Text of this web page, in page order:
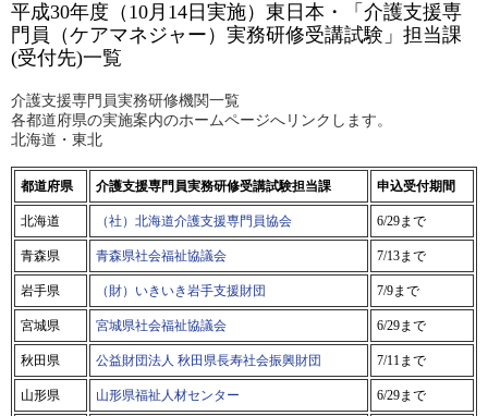
平成30年度（10月14日実施）東日本・「介護支援専
門員（ケアマネジャー）実務研修受講試験」担当課
(受付先)一覧
介護支援専門員実務研修機関一覧
各都道府県の実施案内のホームページへリンクします。
北海道・東北
都道府県 介護支援専門員実務研修受講試験担当課 申込受付期間
北海道 （社）北海道介護支援専門員協会​ 6/29まで
青森県 青森県社会福祉協議会 7/13まで
岩手県 （財）いきいき岩手支援財団 7/9まで
宮城県 宮城県社会福祉協議会 6/29まで
秋田県 公益財団法人 秋田県長寿社会振興財団 7/11まで
山形県 山形県福祉人材センター 6/29まで